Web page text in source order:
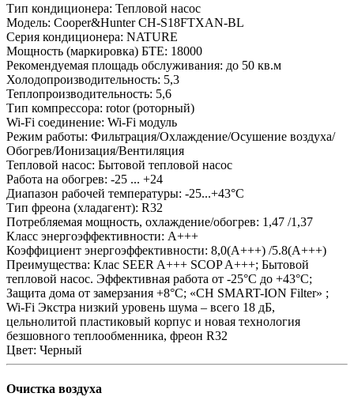
Тип кондиционера: Тепловой насос
Модель: Cooper&Hunter CH-S18FTXAN-BL
Серия кондиционера: NATURE
Мощность (маркировка) БТЕ: 18000
Рекомендуемая площадь обслуживания: до 50 кв.м
Холодопроизводительность: 5,3
Теплопроизводительность: 5,6
Тип компрессора: rotor (роторный)
Wi-Fi соединение: Wi-Fi модуль
Режим работы: Фильтрация/Охлаждение/Осушение воздуха/
Обогрев/Ионизация/Вентиляция
Тепловой насос: Бытовой тепловой насоc
Работа на обогрев: -25 ... +24
Диапазон рабочей температуры: -25...+43°C
Тип фреона (хладагент): R32
Потребляемая мощность, охлаждение/обогрев: 1,47 /1,37
Класс энергоэффективности: А+++
Коэффициент энергоэффективности: 8,0(А+++) /5.8(А+++)
Преимущества: Клас SEER A+++ SCOP A+++; Бытовой
тепловой насос. Эффективная работа от -25°С до +43°C;
Защита дома от замерзания +8°C; «CH SMART-ION Filter» ;
Wi-Fi Экстра низкий уровень шума – всего 18 дБ,
цельнолитой пластиковый корпус и новая технология
безшовного теплообменника, фреон R32
Цвет: Черный
Очистка воздуха